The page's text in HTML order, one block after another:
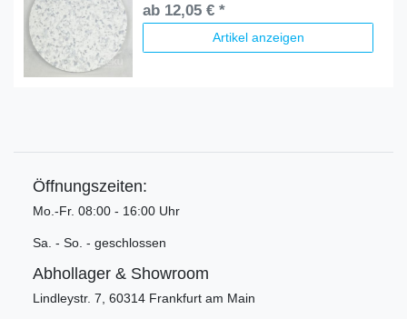
ab 12,05 € *
Artikel anzeigen
Öffnungszeiten:
Mo.-Fr. 08:00 - 16:00 Uhr
Sa. - So. - geschlossen
Abhollager & Showroom
Lindleystr. 7, 60314 Frankfurt am Main